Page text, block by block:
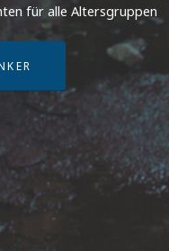
für alle Altersgruppen